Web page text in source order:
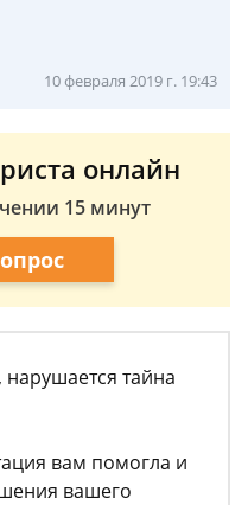
10 февраля 2019 г. 19:43
онлайн
15 минут
тайна
вам помогла и
вашего